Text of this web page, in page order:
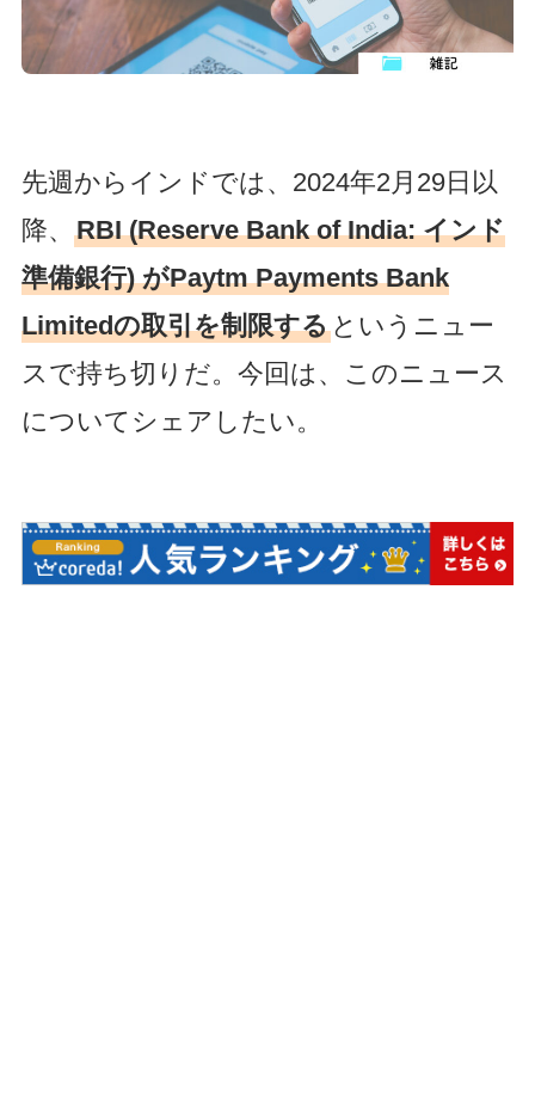
先週からインドでは、2024年2月29日以
降、 RBI (Reserve Bank of India: インド
準備銀行) がPaytm Payments Bank
Limitedの取引を制限するというニュー
スで持ち切りだ。今回は、このニュース
についてシェアしたい。